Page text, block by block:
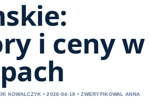
i ceny w
KOWALCZYK • 2026-04-18 • ZWERYFIKOWAL ANNA